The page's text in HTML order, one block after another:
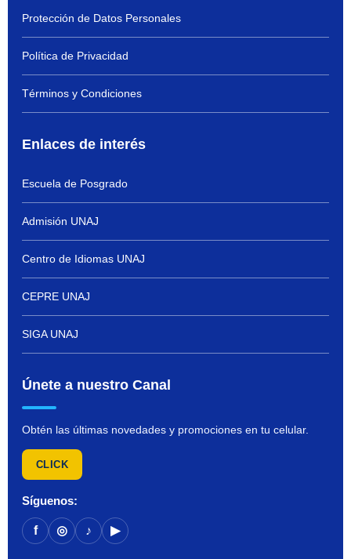
Protección de Datos Personales
Política de Privacidad
Términos y Condiciones
Enlaces de interés
Escuela de Posgrado
Admisión UNAJ
Centro de Idiomas UNAJ
CEPRE UNAJ
SIGA UNAJ
Únete a nuestro Canal
Obtén las últimas novedades y promociones en tu celular.
CLICK
Síguenos:
f ◎ ♪ ▶